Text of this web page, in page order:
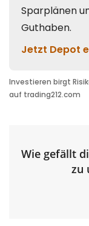
Wie gefällt
zu